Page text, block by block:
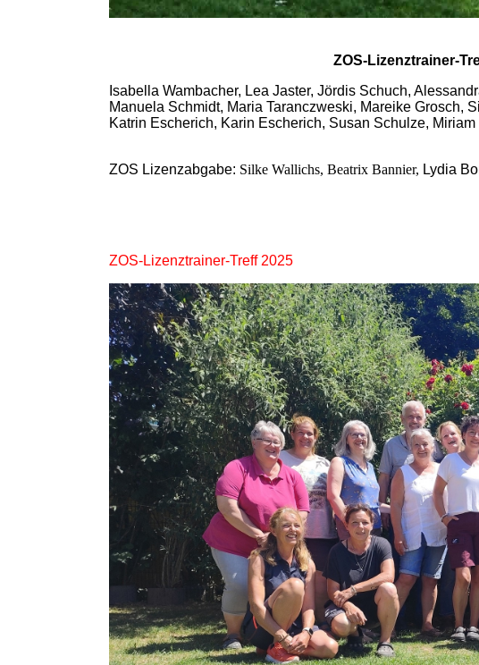
ZOS-Lizenztrainer-
Isabella Wambacher, Lea Jaster, Jördis Schuch,
Manuela Schmidt, Maria Taranczweski, Mareike Grosch,
Katrin Escherich, Karin Escherich, Susan Schulze,
ZOS Lizenzabgabe: Silke Wallichs, Beatrix Bannier, Lydia
ZOS-Lizenztrainer-Treff 2025